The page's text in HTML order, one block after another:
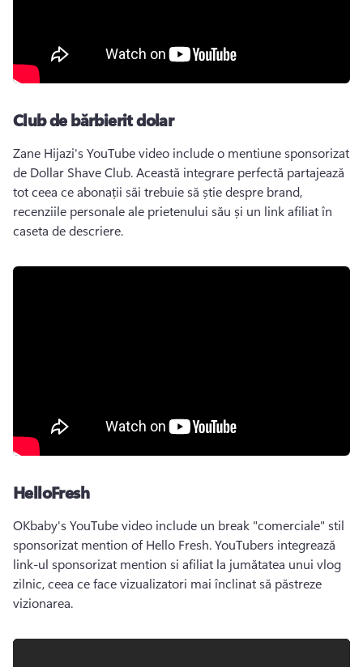
Club de bărbierit dolar
Zane Hijazi's YouTube video include o mentiune sponsorizat
de Dollar Shave Club. Această integrare perfectă partajează
tot ceea ce abonații săi trebuie să știe despre brand,
recenziile personale ale prietenului său și un link afiliat în
caseta de descriere.
HelloFresh
OKbaby's YouTube video include un break "comerciale" stil
sponsorizat mention of Hello Fresh. YouTubers integrează
link-ul sponsorizat mention si afiliat la jumătatea unui vlog
zilnic, ceea ce face vizualizatori mai înclinat să păstreze
vizionarea.